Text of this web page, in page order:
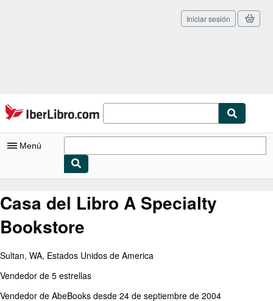
Pasar al contenido principal
IberLibro.com
Iniciar sesión
Menú
Consultar mis pedidos
Cerrar sesión
Búsqueda avanzada
Colecciones
Libros antiguos
Casa del Libro A Specialty
Bookstore
Sultan, WA, Estados Unidos de America
Vendedor de 5 estrellas
Vendedor de AbeBooks desde 24 de septiembre de 2004